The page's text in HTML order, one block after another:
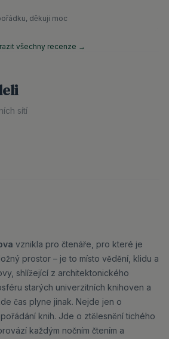
děkuji moc
všechny recenze →
sítí
vznikla pro čtenáře, pro které je
prostor – je to místo vědění, klidu a
shlížející z architektonického
starých univerzitních knihoven a
čas plyne jinak. Nejde jen o
knih. Jde o ztělesnění tichého
každým nočním čtením a